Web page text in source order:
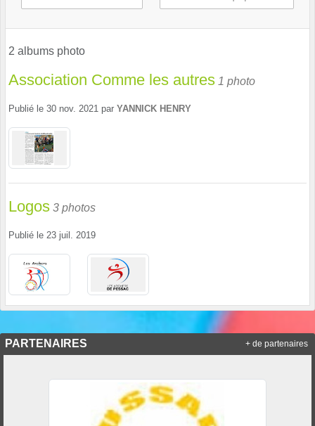
2 albums photo
Association Comme les autres 1 photo
Publié le 30 nov. 2021 par YANNICK HENRY
Logos 3 photos
Publié le 23 juil. 2019
PARTENAIRES + de partenaires